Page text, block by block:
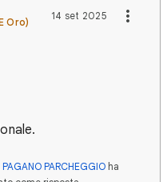
Oro)
14 set 2025
PAGANO PARCHEGGIO ha